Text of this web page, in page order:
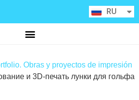
RU
ES
CA
Obras y proyectos de impresión
и 3D-печать лунки для гольфа